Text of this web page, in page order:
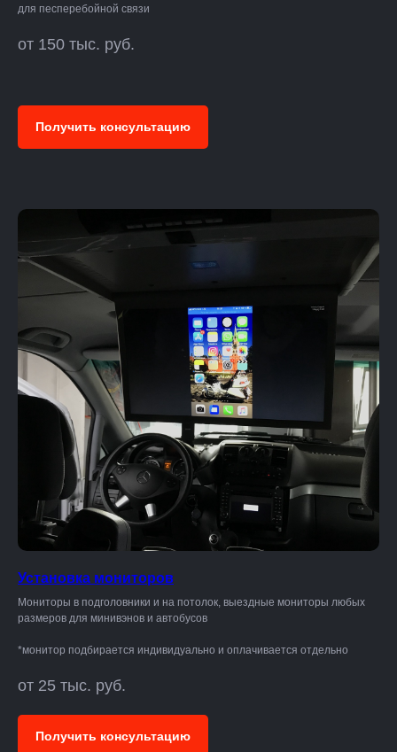
для песперебойной связи
от 150 тыс. руб.
Получить консультацию
Установка мониторов
Мониторы в подголовники и на потолок, выездные мониторы любых
размеров для минивэнов и автобусов
*монитор подбирается индивидуально и оплачивается отдельно
от 25 тыс. руб.
Получить консультацию